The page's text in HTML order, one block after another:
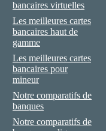
bancaires virtuelles
Les meilleures cartes
bancaires haut de
gamme
Les meilleures cartes
bancaires pour
mineur
Notre comparatifs de
banques
Notre comparatifs de